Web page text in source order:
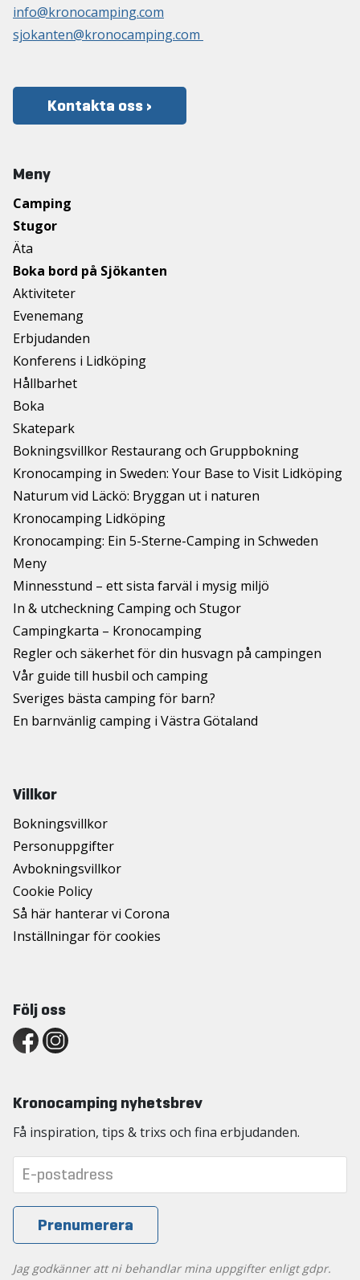
info@kronocamping.com
sjokanten@kronocamping.com
Kontakta oss ›
Meny
Camping
Stugor
Äta
Boka bord på Sjökanten
Aktiviteter
Evenemang
Erbjudanden
Konferens i Lidköping
Hållbarhet
Boka
Skatepark
Bokningsvillkor Restaurang och Gruppbokning
Kronocamping in Sweden: Your Base to Visit Lidköping
Naturum vid Läckö: Bryggan ut i naturen
Kronocamping Lidköping
Kronocamping: Ein 5-Sterne-Camping in Schweden
Meny
Minnesstund – ett sista farväl i mysig miljö
In & utcheckning Camping och Stugor
Campingkarta – Kronocamping
Regler och säkerhet för din husvagn på campingen
Vår guide till husbil och camping
Sveriges bästa camping för barn?
En barnvänlig camping i Västra Götaland
Villkor
Bokningsvillkor
Personuppgifter
Avbokningsvillkor
Cookie Policy
Så här hanterar vi Corona
Inställningar för cookies
Följ oss
Kronocamping nyhetsbrev
Få inspiration, tips & trixs och fina erbjudanden.
Jag godkänner att ni behandlar mina uppgifter enligt gdpr.